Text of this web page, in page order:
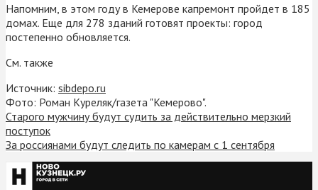
Напомним, в этом году в Кемерове капремонт пройдет в 185
домах. Еще для 278 зданий готовят проекты: город
постепенно обновляется.
См. также
Источник: sibdepo.ru
Фото: Роман Куреляк/газета "Кемерово".
Старого мужчину будут судить за действительно мерзкий
поступок
За россиянами будут следить по камерам с 1 сентября